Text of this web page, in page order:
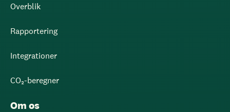
Overblik
Rapportering
Integrationer
CO₂-beregner
Om os